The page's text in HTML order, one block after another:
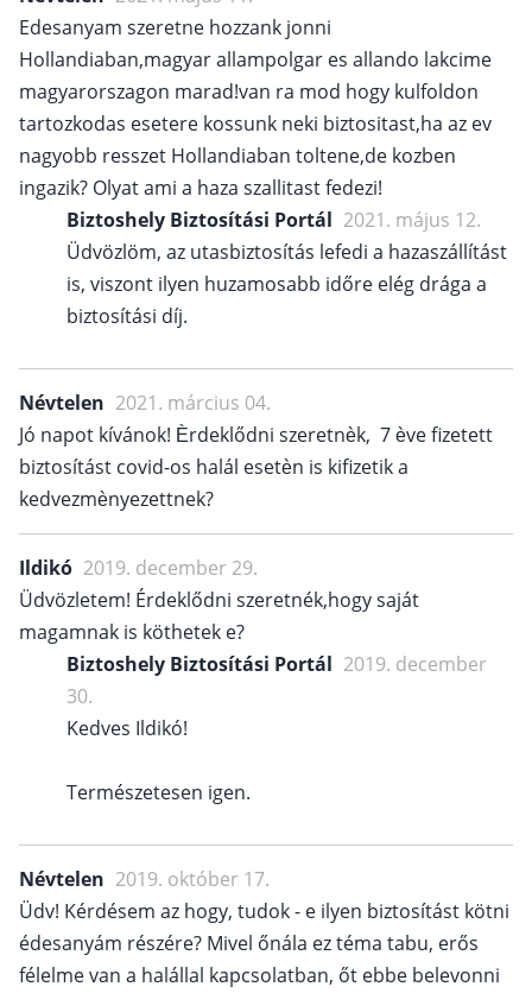
Edesanyam szeretne hozzank jonni
Hollandiaban,magyar allampolgar es allando lakcime
magyarorszagon marad!van ra mod hogy kulfoldon
tartozkodas esetere kossunk neki biztositast,ha az ev
nagyobb resszet Hollandiaban toltene,de kozben
ingazik? Olyat ami a haza szallitast fedezi!
Biztoshely Biztosítási Portál 2021. május 12.
Üdvözlöm, az utasbiztosítás lefedi a hazaszállítást
is, viszont ilyen huzamosabb időre elég drága a
biztosítási díj.
Névtelen 2021. március 04.
Jó napot kívánok! Èrdeklődni szeretnèk, 7 ève fizetett
biztosítást covid-os halál esetèn is kifizetik a
kedvezmènyezettnek?
Ildikó 2019. december 29.
Üdvözletem! Érdeklődni szeretnék,hogy saját
magamnak is köthetek e?
Biztoshely Biztosítási Portál 2019. december
30.
Kedves Ildikó!
Természetesen igen.
Névtelen 2019. október 17.
Üdv! Kérdésem az hogy, tudok - e ilyen biztosítást kötni
édesanyám részére? Mivel őnála ez téma tabu, erős
félelme van a halállal kapcsolatban, őt ebbe belevonni